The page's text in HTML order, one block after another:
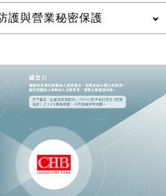
護與營業秘密保護